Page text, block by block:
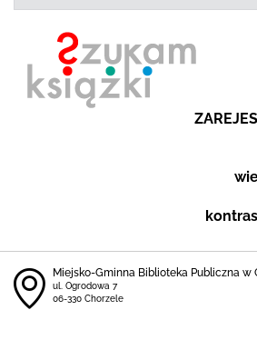
Miejsko-Gminna Biblioteka Publiczna w
ul. Ogrodowa 7
06-330 Chorzele